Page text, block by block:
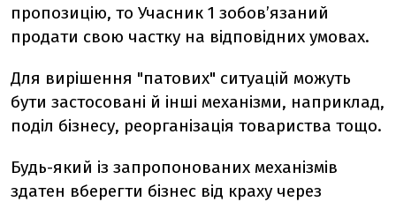
пропозицію, то Учасник 1 зобов’язаний
продати свою частку на відповідних умовах.
Для вирішення "патових" ситуацій можуть
бути застосовані й інші механізми, наприклад,
поділ бізнесу, реорганізація товариства тощо.
Будь-який із запропонованих механізмів
здатен вберегти бізнес від краху через